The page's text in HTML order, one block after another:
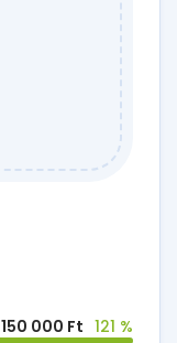
150 000 Ft 121 %